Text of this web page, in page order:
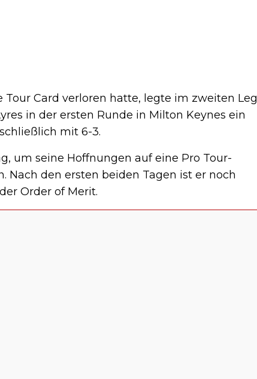
Tour Card verloren hatte, legte im zweiten Leg
in der ersten Runde in Milton Keynes ein
mit 6-3.
um seine Hoffnungen auf eine Pro Tour-
Nach den ersten beiden Tagen ist er noch
Order of Merit.